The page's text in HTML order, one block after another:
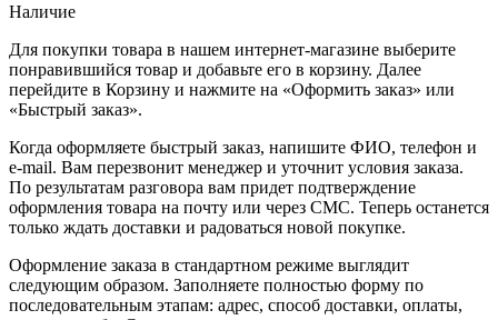
Наличие
Для покупки товара в нашем интернет-магазине выберите
понравившийся товар и добавьте его в корзину. Далее
перейдите в Корзину и нажмите на «Оформить заказ» или
«Быстрый заказ».
Когда оформляете быстрый заказ, напишите ФИО, телефон и
e-mail. Вам перезвонит менеджер и уточнит условия заказа.
По результатам разговора вам придет подтверждение
оформления товара на почту или через СМС. Теперь останется
только ждать доставки и радоваться новой покупке.
Оформление заказа в стандартном режиме выглядит
следующим образом. Заполняете полностью форму по
последовательным этапам: адрес, способ доставки, оплаты,